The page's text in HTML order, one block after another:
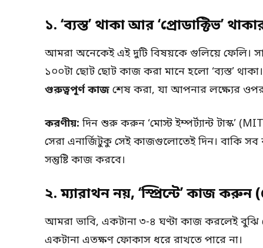
১. ‘ব্যস্ত’ থাকা আর ‘প্রোডাক্টিভ’
আমরা অনেকেই এই দুটি বিষয়কে গুলিয়ে ফেলি।
১০০টা ছোট ছোট কাজ করা মানে হলো ‘ব্যস্ত’
গুরুত্বপূর্ণ কাজ শেষ করা, যা আপনার লক্ষ্যের
করণীয়: দিন শুরু করুন ‘মোস্ট ইম্পর্ট্যান্ট টাস্ক’
সেরা এনার্জিটুকু সেই কাজগুলোতেই দিন। বাকি
সন্তুষ্টি কাজ করবে।
২. ম্যারাথন নয়, ‘স্প্রিন্টে’ কাজ
আমরা ভাবি, একটানা ৩-৪ ঘণ্টা কাজ করলেই বুঝি
একটানা এতক্ষণ ফোকাস ধরে রাখতে পারে না।